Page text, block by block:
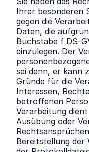
Ihrer besonderen
gegen die
Daten, die
Buchstabe f DS-
einzulegen. Der
sei denn, er kann
Gründe für die
Interessen,
betroffenen
Verarbeitung
Ausübung oder
Bereitstellung der